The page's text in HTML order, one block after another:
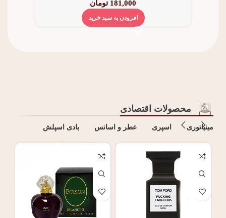
181,000 تومان
افزودن به سبد خرید
محصولات اقتصادی
مینیاتوری اسپری عطر و اسانس بادی اسپلش